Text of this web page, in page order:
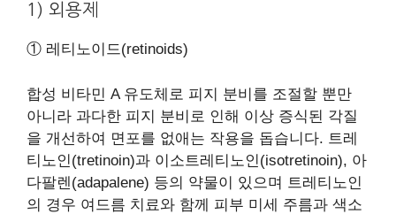
1) 외용제
① 레티노이드(retinoids)
합성 비타민 A 유도체로 피지 분비를 조절할 뿐만
아니라 과다한 피지 분비로 인해 이상 증식된 각질
을 개선하여 면포를 없애는 작용을 돕습니다. 트레
티노인(tretinoin)과 이소트레티노인(isotretinoin), 아
다팔렌(adapalene) 등의 약물이 있으며 트레티노인
의 경우 여드름 치료와 함께 피부 미세 주름과 색소